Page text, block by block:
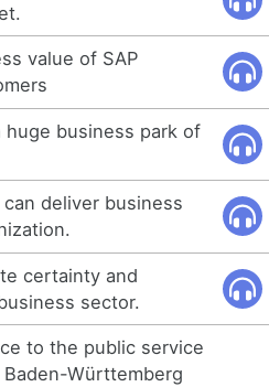
value of SAP
business park of
deliver business
certainty and
sector.
to the public service
Württemberg